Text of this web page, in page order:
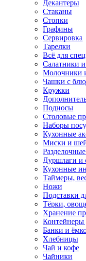
Декантеры
Стаканы
Стопки
Графины
Сервировка
Тарелки
Всё для
Салатники
Молочники
Чашки с
Кружки
Подносы
Столовые
Наборы
Кухонные
Миски и
Дуршлаги и
Кухонные
Таймеры,
Ножи
Подставки
Тёрки,
Хранение
Контейнеры
Банки и
Хлебницы
Чай и кофе
Чайники